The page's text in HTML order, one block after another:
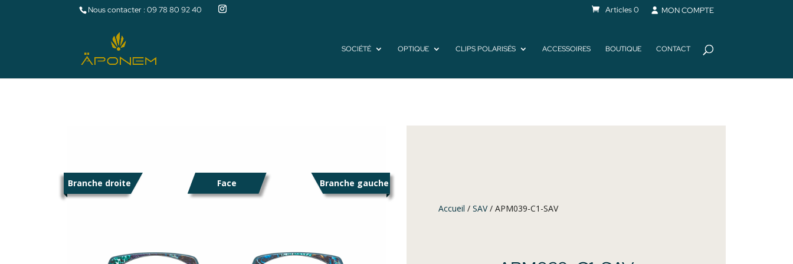
Nous contacter :09 78 80 92 40 Articles 0 MON COMPTE
SOCIÉTÉ OPTIQUE CLIPS POLARISÉS ACCESSOIRES BOUTIQUE CONTACT
Branche droite Branche gauche
Face
Accueil / SAV/ APM039-C1-SAV